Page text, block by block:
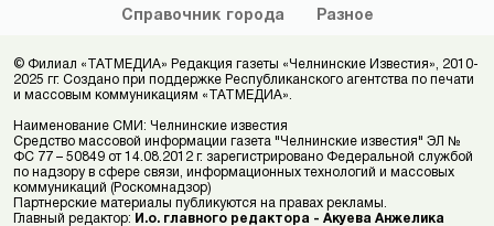
Справочник города Разное
© Филиал «ТАТМЕДИА» Редакция газеты «Челнинские Известия», 2010-
2025 гг. Создано при поддержке Республиканского агентства по печати
и массовым коммуникациям «ТАТМЕДИА».
Наименование СМИ: Челнинские известия
Средство массовой информации газета "Челнинские известия" ЭЛ №
ФС 77 – 50849 от 14.08.2012 г. зарегистрировано Федеральной службой
по надзору в сфере связи, информационных технологий и массовых
коммуникаций (Роскомнадзор)
Партнерские материалы публикуются на правах рекламы.
Главный редактор: И.о. главного редактора - Акуева Анжелика